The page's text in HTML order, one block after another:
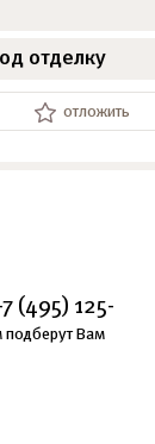
отделку
отложить
(495) 125-
подберут Вам